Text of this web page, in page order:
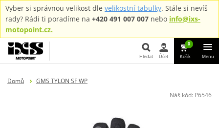
Vyber si správnou velikost dle velikostní tabulky. Stále si nevíš
rady? Rádi ti poradíme na +420 491 007 007 nebo info@ixs-
motopoint.cz.
Hledat Účet
0
Košík Menu
Domů
GMS TYLON SF WP
Náš kód: P6546